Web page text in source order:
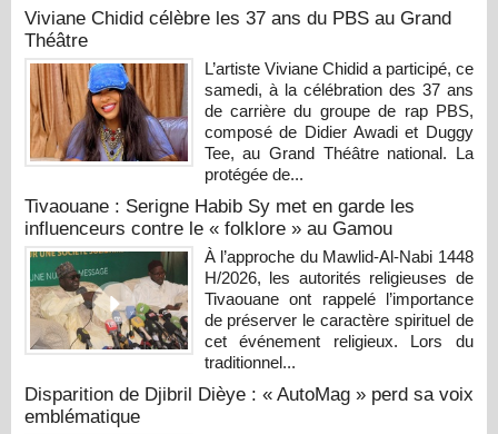
Viviane Chidid célèbre les 37 ans du PBS au Grand
Théâtre
L’artiste Viviane Chidid a participé, ce
samedi, à la célébration des 37 ans
de carrière du groupe de rap PBS,
composé de Didier Awadi et Duggy
Tee, au Grand Théâtre national. La
protégée de...
Tivaouane : Serigne Habib Sy met en garde les
influenceurs contre le « folklore » au Gamou
À l’approche du Mawlid-Al-Nabi 1448
H/2026, les autorités religieuses de
Tivaouane ont rappelé l’importance
de préserver le caractère spirituel de
cet événement religieux. Lors du
traditionnel...
Disparition de Djibril Dièye : « AutoMag » perd sa voix
emblématique